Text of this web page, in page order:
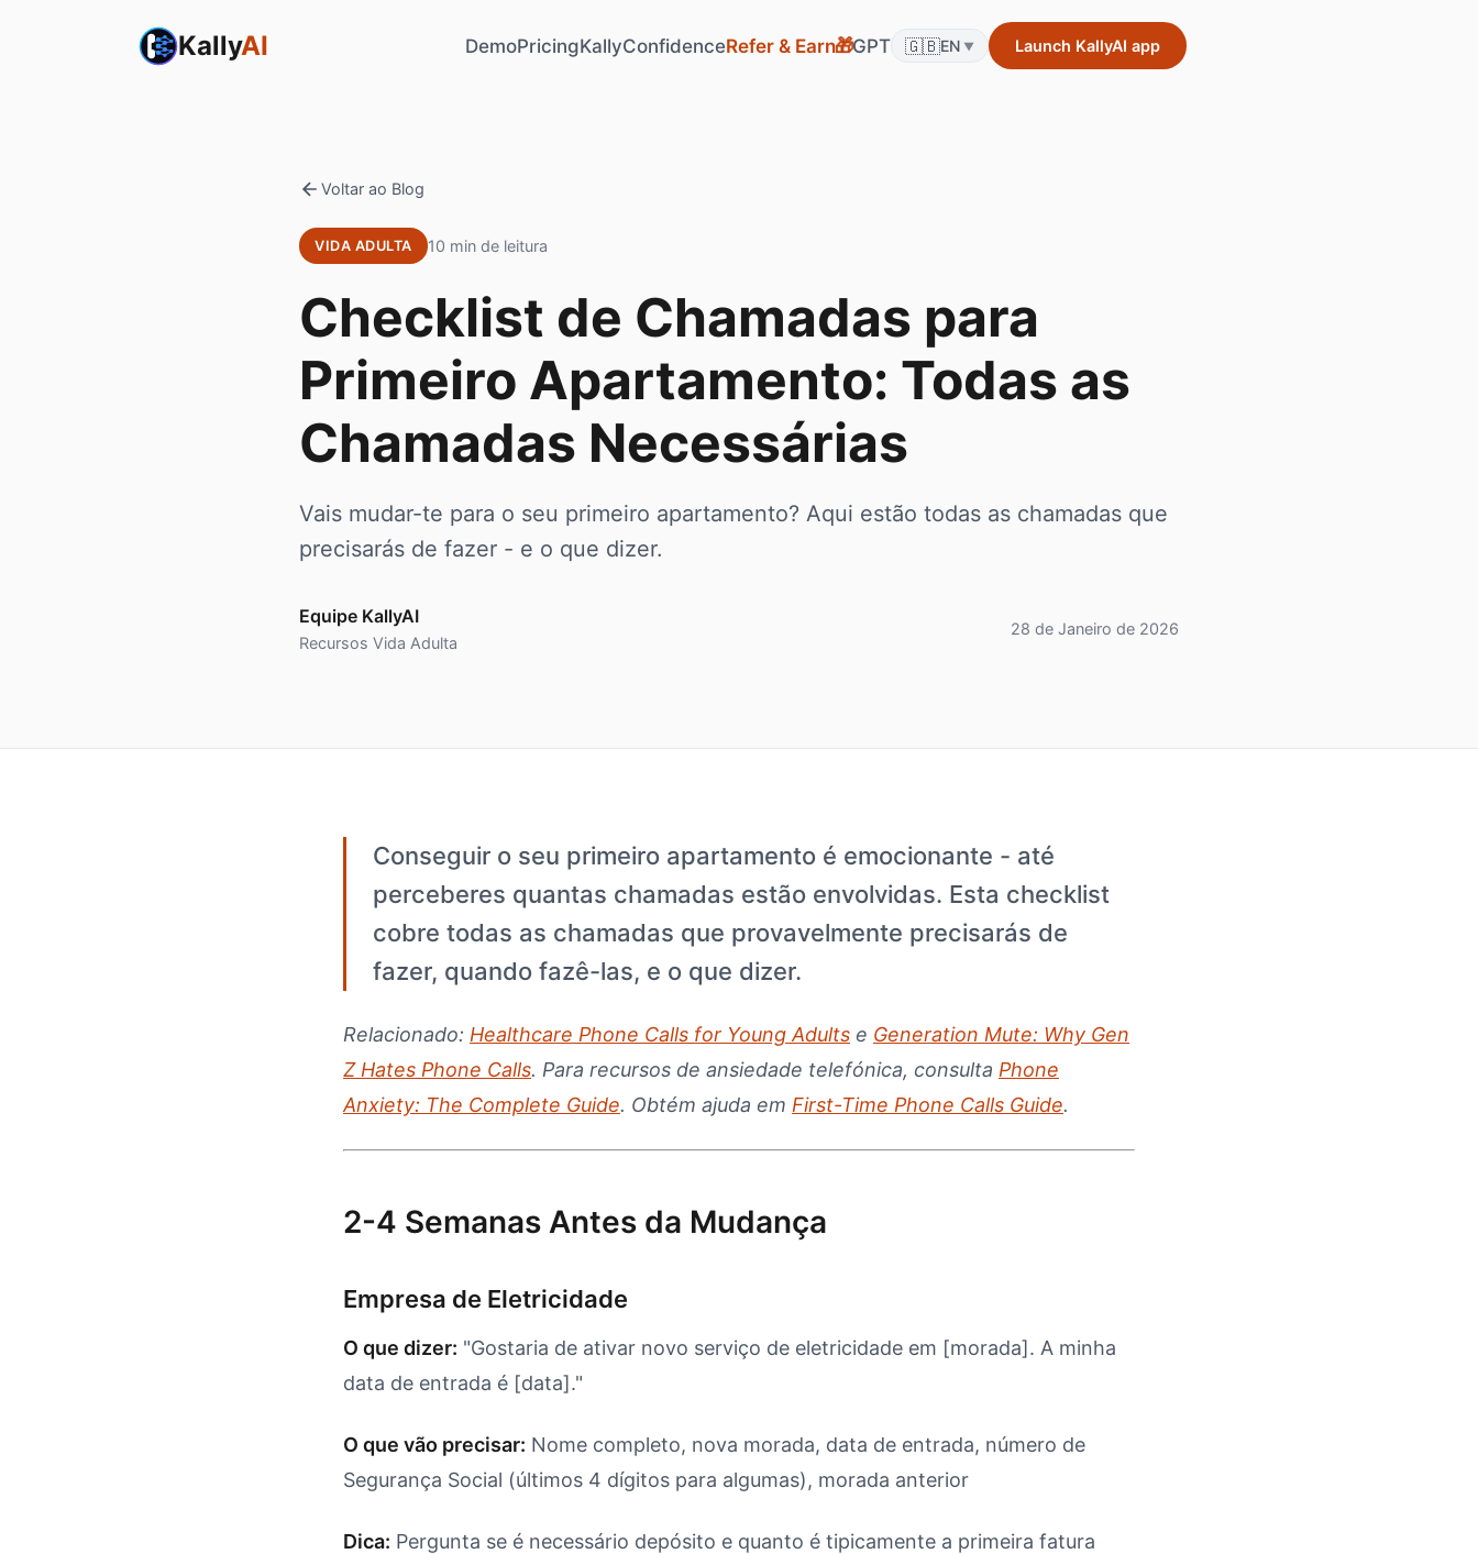
KallyAI DemoPricingKallyConfidenceRefer & Earn🎁GPT 🇬🇧EN ▼ Launch KallyAI app
Voltar ao Blog
VIDA ADULTA 10 min de leitura
Checklist de Chamadas para
Primeiro Apartamento: Todas as
Chamadas Necessárias
Vais mudar-te para o seu primeiro apartamento? Aqui estão todas as chamadas que
precisarás de fazer - e o que dizer.
Equipe KallyAI
Recursos Vida Adulta
28 de Janeiro de 2026
Conseguir o seu primeiro apartamento é emocionante - até
perceberes quantas chamadas estão envolvidas. Esta checklist
cobre todas as chamadas que provavelmente precisarás de
fazer, quando fazê-las, e o que dizer.
Relacionado: Healthcare Phone Calls for Young Adults e Generation Mute: Why Gen
Z Hates Phone Calls. Para recursos de ansiedade telefónica, consulta Phone
Anxiety: The Complete Guide. Obtém ajuda em First-Time Phone Calls Guide.
2-4 Semanas Antes da Mudança
Empresa de Eletricidade
O que dizer: "Gostaria de ativar novo serviço de eletricidade em [morada]. A minha
data de entrada é [data]."
O que vão precisar: Nome completo, nova morada, data de entrada, número de
Segurança Social (últimos 4 dígitos para algumas), morada anterior
Dica: Pergunta se é necessário depósito e quanto é tipicamente a primeira fatura